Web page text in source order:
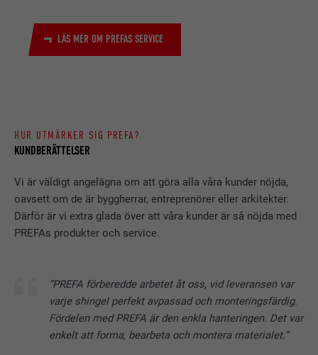
LÄS MER OM PREFAS SERVICE
KUNDBERÄTTELSER
HUR UTMÄRKER SIG PREFA?
Vi är väldigt angelägna om att göra alla våra kunder nöjda,
oavsett om de är byggherrar, entreprenörer eller arkitekter.
Därför är vi extra glada över att våra kunder är så nöjda med
PREFAs produkter och service.
”PREFA förberedde arbetet åt oss, vid leveransen var
varje shingel perfekt avpassad och monteringsfärdig.
Fördelen med PREFA är den enkla hanteringen. Det var
enkelt att forma, bearbeta och montera materialet.”